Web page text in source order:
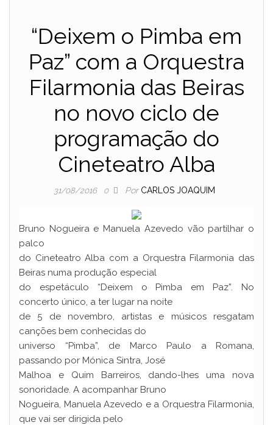
“Deixem o Pimba em
Paz” com a Orquestra
Filarmonia das Beiras
no novo ciclo de
programação do
Cineteatro Alba
31/08/2016 0 Por CARLOS JOAQUIM
Bruno Nogueira e Manuela Azevedo vão partilhar o
palco
do Cineteatro Alba com a Orquestra Filarmonia das
Beiras numa produção especial
do espetáculo “Deixem o Pimba em Paz”. No
concerto único, a ter lugar na noite
de 5 de novembro, artistas e músicos resgatam
canções bem conhecidas do
universo “Pimba”, de Marco Paulo a Romana,
passando por Mónica Sintra, José
Malhoa e Quim Barreiros, dando-lhes uma nova
sonoridade. A acompanhar Bruno
Nogueira, Manuela Azevedo e a Orquestra Filarmonia,
que vai ser dirigida pelo